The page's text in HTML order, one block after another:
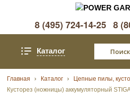
8 (495) 724-14-25 8
Каталог
Главная Каталог Цепные пилы,
Кусторез (ножницы) аккумуляторный